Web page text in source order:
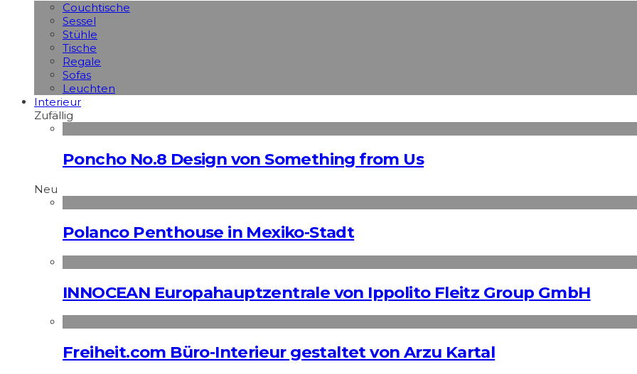
Couchtische
Sessel
Stühle
Tische
Regale
Sofas
Leuchten
Interieur
Zufällig
Poncho No.8 Design von Something from Us
Neu
Polanco Penthouse in Mexiko-Stadt
INNOCEAN Europahauptzentrale von Ippolito Fleitz Group GmbH
Freiheit.com Büro-Interieur gestaltet von Arzu Kartal